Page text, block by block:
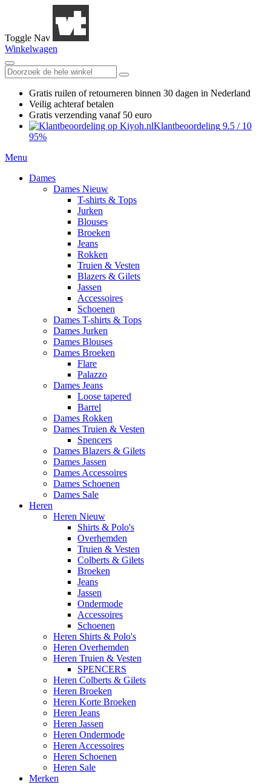
Toggle Nav
Winkelwagen
Gratis ruilen of retourneren binnen 30 dagen in Nederland
Veilig achteraf betalen
Gratis verzending vanaf 50 euro
Klantbeoordeling 9.5 / 10
95%
Menu
Dames
Dames Nieuw
T-shirts & Tops
Jurken
Blouses
Broeken
Jeans
Rokken
Truien & Vesten
Blazers & Gilets
Jassen
Accessoires
Schoenen
Dames T-shirts & Tops
Dames Jurken
Dames Blouses
Dames Broeken
Flare
Palazzo
Dames Jeans
Loose tapered
Barrel
Dames Rokken
Dames Truien & Vesten
Spencers
Dames Blazers & Gilets
Dames Jassen
Dames Accessoires
Dames Schoenen
Dames Sale
Heren
Heren Nieuw
Shirts & Polo's
Overhemden
Truien & Vesten
Colberts & Gilets
Broeken
Jeans
Jassen
Ondermode
Accessoires
Schoenen
Heren Shirts & Polo's
Heren Overhemden
Heren Truien & Vesten
SPENCERS
Heren Colberts & Gilets
Heren Broeken
Heren Korte Broeken
Heren Jeans
Heren Jassen
Heren Ondermode
Heren Accessoires
Heren Schoenen
Heren Sale
Merken